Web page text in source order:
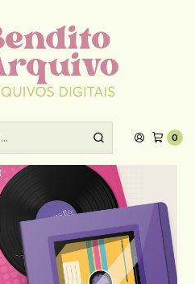
0
ao comprar acima de R$30,00!
2025
Coleção Retrô 2.0 2025